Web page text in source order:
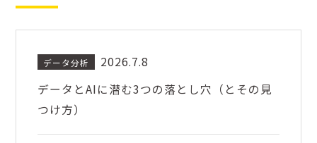
データ分析
2026.7.8
データとAIに潜む3つの落とし穴（とその見
つけ方）